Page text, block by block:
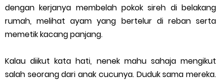
dengan kerjanya membelah pokok sireh di belakang
rumah, melihat ayam yang bertelur di reban serta
memetik kacang panjang.
Kalau diikut kata hati, nenek mahu sahaja mengikut
salah seorang dari anak cucunya. Duduk sama mereka.